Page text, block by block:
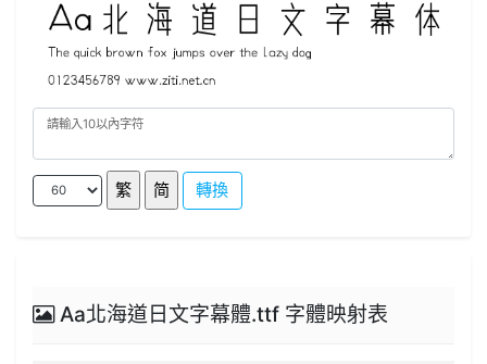
轉換
Aa北海道日文字幕體.ttf 字體映射表